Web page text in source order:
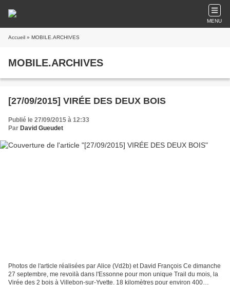
MENU
Accueil » MOBILE.ARCHIVES
MOBILE.ARCHIVES
[27/09/2015] VIRÉE DES DEUX BOIS
Publié le 27/09/2015 à 12:33
Par David Gueudet
Photos de l'article réalisées par Alice (Vd2b) et David François Ce dimanche
27 septembre, me revoilà dans l'Essonne pour mon unique Trail du mois, la
Virée des 2 bois à Villebon-sur-Yvette. 18 kilomètres pour environ 400